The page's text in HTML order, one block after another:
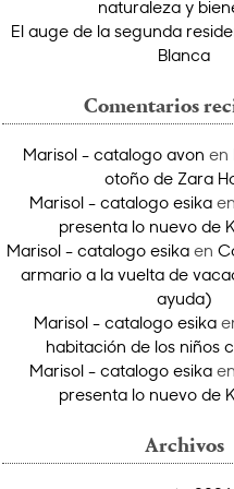
naturaleza y
El auge de la segunda
Blanca
Comentarios
Marisol - catalogo avon en
otoño de Zara
Marisol - catalogo esikaen
presenta lo nuevo de
Marisol - catalogo esikaen
armario a la vuelta de
ayuda)
Marisol - catalogo esika
habitación de los niños
Marisol - catalogo esikaen
presenta lo nuevo de
Archivos